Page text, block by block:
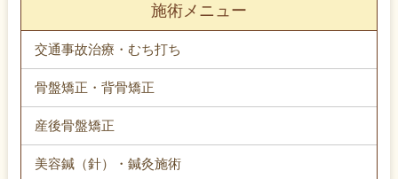
施術メニュー
交通事故治療・むち打ち
骨盤矯正・背骨矯正
産後骨盤矯正
美容鍼（針）・鍼灸施術